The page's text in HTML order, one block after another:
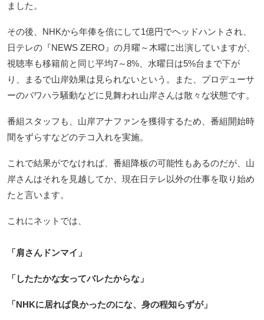
ました。
その後、NHKから年俸を倍にして1億円でヘッドハントされ、
日テレの『NEWS ZERO』の月曜～木曜に出演していますが、
視聴率も移籍前と同じ平均7～8%、水曜日は5%台まで下が
り、まるで山岸効果は見られないという。また、プロデューサ
ーのパワハラ騒動などに見舞われ山岸さんは散々な状態です。
番組スタッフも、山岸アナファンを獲得するため、番組開始時
間をずらすなどのテコ入れを実施。
これで結果がでなければ、番組降板の可能性もあるのだが、山
岸さんはそれを見越してか、現在日テレ以外の仕事を取り始め
たと言います。
これにネットでは、
「肩さんドンマイ」
「したたかな女ってバレたからな」
「NHKに居れば良かったのにな、身の程知らずが」